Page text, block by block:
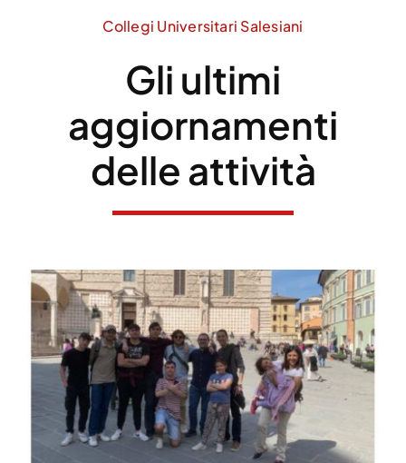
Collegi Universitari Salesiani
Gli ultimi
aggiornamenti
delle attività